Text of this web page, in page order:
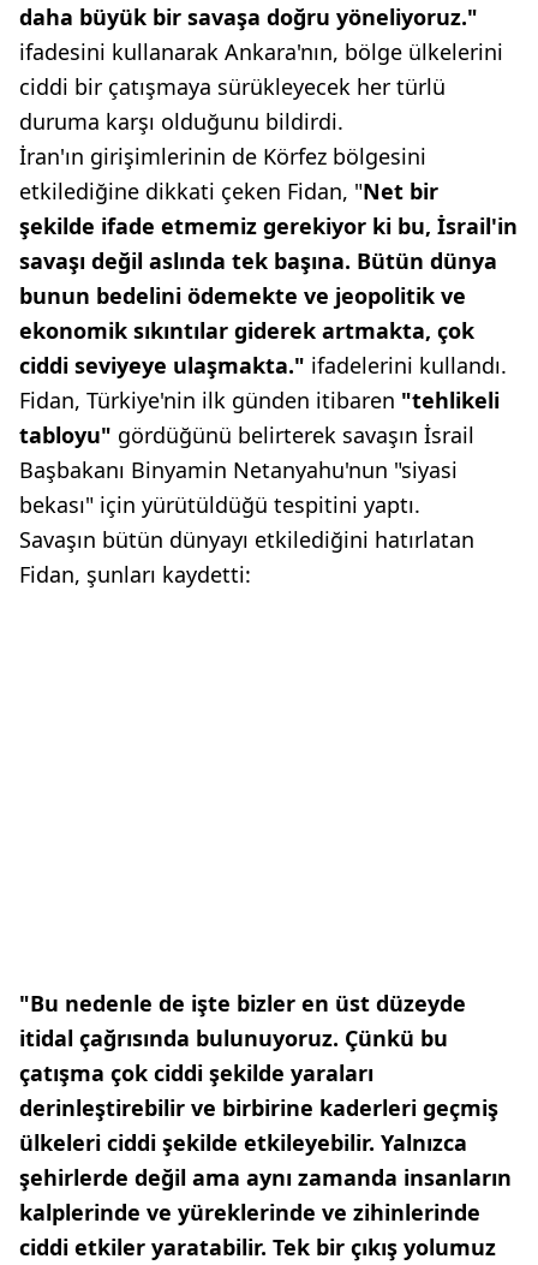
daha büyük bir savaşa doğru yöneliyoruz."
ifadesini kullanarak Ankara'nın, bölge ülkelerini
ciddi bir çatışmaya sürükleyecek her türlü
duruma karşı olduğunu bildirdi.
İran'ın girişimlerinin de Körfez bölgesini
etkilediğine dikkati çeken Fidan, "Net bir
şekilde ifade etmemiz gerekiyor ki bu, İsrail'in
savaşı değil aslında tek başına. Bütün dünya
bunun bedelini ödemekte ve jeopolitik ve
ekonomik sıkıntılar giderek artmakta, çok
ciddi seviyeye ulaşmakta." ifadelerini kullandı.
Fidan, Türkiye'nin ilk günden itibaren "tehlikeli
tabloyu" gördüğünü belirterek savaşın İsrail
Başbakanı Binyamin Netanyahu'nun "siyasi
bekası" için yürütüldüğü tespitini yaptı.
Savaşın bütün dünyayı etkilediğini hatırlatan
Fidan, şunları kaydetti:
"Bu nedenle de işte bizler en üst düzeyde
itidal çağrısında bulunuyoruz. Çünkü bu
çatışma çok ciddi şekilde yaraları
derinleştirebilir ve birbirine kaderleri geçmiş
ülkeleri ciddi şekilde etkileyebilir. Yalnızca
şehirlerde değil ama aynı zamanda insanların
kalplerinde ve yüreklerinde ve zihinlerinde
ciddi etkiler yaratabilir. Tek bir çıkış yolumuz